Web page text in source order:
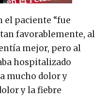
el paciente “fue
favorablemente, al
mejor, pero al
hospitalizado
mucho dolor y
y la fiebre